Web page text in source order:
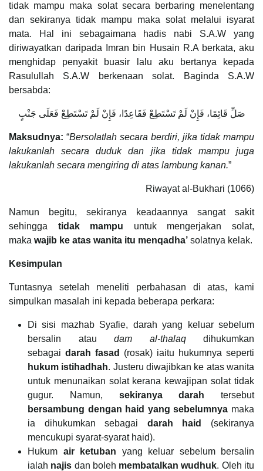
tidak mampu maka solat secara berbaring menelentang
dan sekiranya tidak mampu maka solat melalui isyarat
mata. Hal ini sebagaimana hadis nabi S.A.W yang
diriwayatkan daripada Imran bin Husain R.A berkata, aku
menghidap penyakit buasir lalu aku bertanya kepada
Rasulullah S.A.W berkenaan solat. Baginda S.A.W
bersabda:
صَلِّ قَائِمًا، فَإِنْ لَمْ تَسْتَطِعْ فَقَاعِدًا، فَإِنْ لَمْ تَسْتَطِعْ فَعَلَى جَنْبٍ
Maksudnya: “Bersolatlah secara berdiri, jika tidak mampu
lakukanlah secara duduk dan jika tidak mampu juga
lakukanlah secara mengiring di atas lambung kanan.”
Riwayat al-Bukhari (1066)
Namun begitu, sekiranya keadaannya sangat sakit
sehingga tidak mampu untuk mengerjakan solat,
maka wajib ke atas wanita itu menqadha’ solatnya kelak.
Kesimpulan
Tuntasnya setelah meneliti perbahasan di atas, kami
simpulkan masalah ini kepada beberapa perkara:
Di sisi mazhab Syafie, darah yang keluar sebelum
bersalin atau dam al-thalaq dihukumkan
sebagai darah fasad (rosak) iaitu hukumnya seperti
hukum istihadhah. Justeru diwajibkan ke atas wanita
untuk menunaikan solat kerana kewajipan solat tidak
gugur. Namun, sekiranya darah tersebut
bersambung dengan haid yang sebelumnya maka
ia dihukumkan sebagai darah haid (sekiranya
mencukupi syarat-syarat haid).
Hukum air ketuban yang keluar sebelum bersalin
ialah najis dan boleh membatalkan wudhuk. Oleh itu